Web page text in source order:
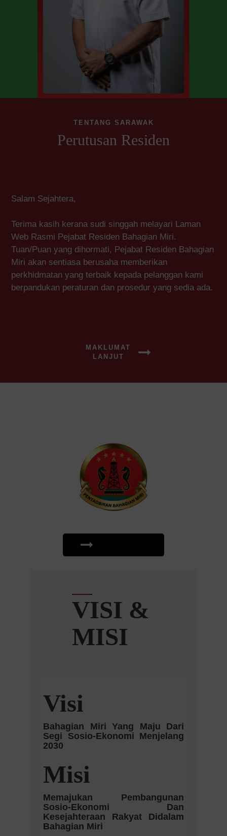
TENTANG SARAWAK
Perutusan Residen
Salam Sejahtera,
Terima kasih kerana sudi singgah melayari Laman
Web Rasmi Pejabat Residen Bahagian Miri.
Tuan/Puan yang dihormati, Pejabat Residen Bahagian
Miri akan sentiasa berusaha memberikan
perkhidmatan yang terbaik kepada pelanggan kami
berpandukan peraturan dan prosedur yang sedia ada.
MAKLUMAT
LANJUT
VISI &
MISI
Visi
Bahagian Miri Yang Maju Dari
Segi Sosio-Ekonomi Menjelang
2030
Misi
Memajukan Pembangunan
Sosio-Ekonomi Dan
Kesejahteraan Rakyat Didalam
Bahagian Miri